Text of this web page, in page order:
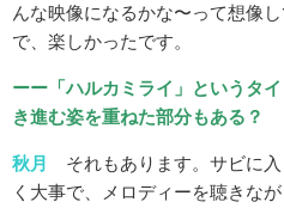
んな映像になるかな〜って想像
で、楽しかったです。
ーー「ハルカミライ」というタ
き進む姿を重ねた部分もある？
秋月
それもあります。サビに
く大事で、メロディーを聴きな